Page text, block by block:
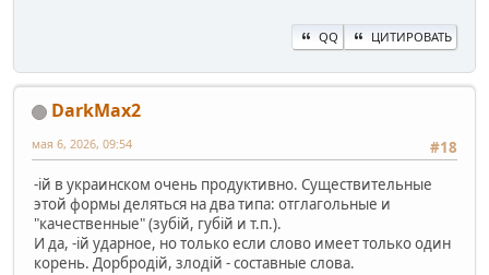
QQ ЦИТИРОВАТЬ
DarkMax2
#18
мая 6, 2026, 09:54
-ій в украинском очень продуктивно. Существительные
этой формы деляться на два типа: отглагольные и
"качественные" (зубій, губій и т.п.).
И да, -ій ударное, но только если слово имеет только один
корень. Дорбродій, злодій - составные слова.